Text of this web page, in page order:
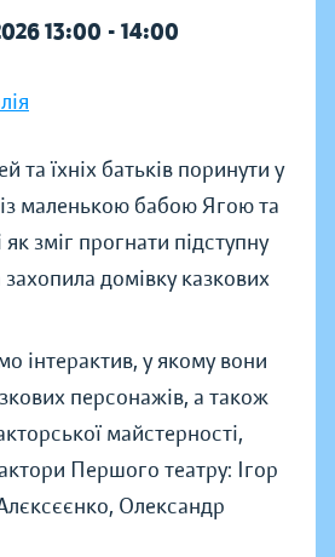
13:00 - 14:00
та їхніх батьків поринути у
із маленькою бабою Ягою та
як зміг прогнати підступну
домівку казкових
інтерактив, у якому вони
персонажів, а також
майстерності,
Першого театру: Ігор
Олександр